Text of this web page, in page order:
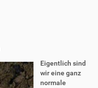
Eigentlich sind
wir eine ganz
normale